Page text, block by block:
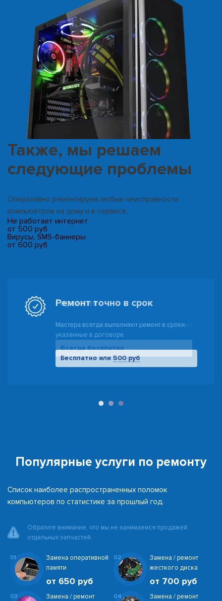
Также, мы решаем
следующие проблемы
Оперативно ремонтируем любые неисправности
компьюетров на дому и в сервисе.
Не работает интернет
от 500 руб
Вирусы, SMS-баннеры
от 600 руб
500 руб
Гарантия
Предоставляем гарантию на ремонт до 10 лет
Всегда бесплатно
Популярные услуги по ремонту
Список наиболее распространенных поломок
компьютеров по статистике за прошлый год.
Обратите внимание, что мы не занимаемся продажей
отдельных запчастей.
01
Замена оперативной
памяти
от 650 руб
02
Замена / ремонт
жесткого диска
от 700 руб
03
Замена / ремонт
04
Замена / ремонт